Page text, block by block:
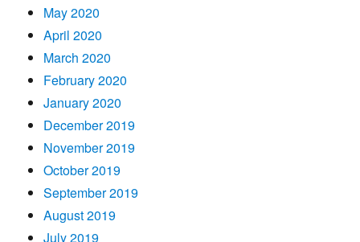
May 2020
April 2020
March 2020
February 2020
January 2020
December 2019
November 2019
October 2019
September 2019
August 2019
July 2019